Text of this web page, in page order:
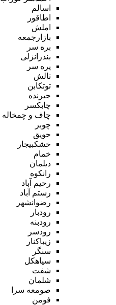
اسالم
اطاقور
املش
بازارجمعه
بره سر
بندرانزلی
پره سر
تالش
توتکابن
جیرنده
چابکسر
چاف و چمخاله
چوبر
حویق
خشکبیجار
خمام
دیلمان
رانکوه
رحیم آباد
رستم آباد
رضوانشهر
رودبار
رودبنه
رودسر
زیباکنار
سنگر
سیاهکل
شفت
شلمان
صومعه سرا
فومن